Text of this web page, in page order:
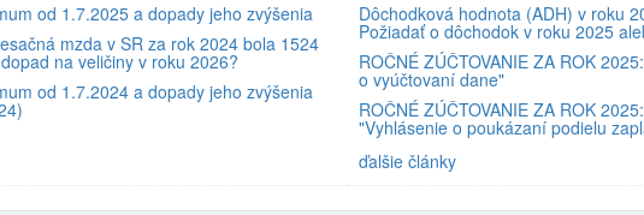
od 1.7.2025 a dopady jeho zvýšenia
mzda v SR za rok 2024 bola 1524
na veličiny v roku 2026?
od 1.7.2024 a dopady jeho zvýšenia
Dôchodková hodnota (ADH) v roku
Požiadať o dôchodok v roku 2025
ROČNÉ ZÚČTOVANIE ZA ROK
o vyúčtovaní dane"
ROČNÉ ZÚČTOVANIE ZA ROK
"Vyhlásenie o poukázaní podielu
ďalšie články